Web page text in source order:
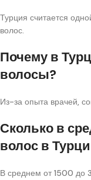
Турция считается
волос.
Почему в
волосы?
Из-за опыта врачей,
Сколько в
волос в
В среднем от 1500 до